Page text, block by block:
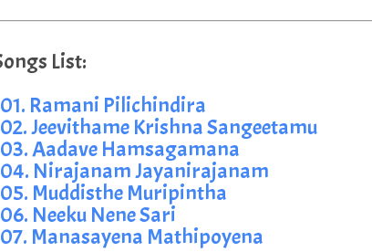
01. Ramani Pilichindira
02. Jeevithame Krishna Sangeetamu
03. Aadave Hamsagamana
04. Nirajanam Jayanirajanam
05. Muddisthe Muripintha
06. Neeku Nene Sari
07. Manasayena Mathipoyena